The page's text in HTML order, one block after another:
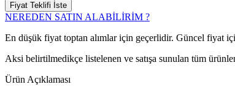
Fiyat Teklifi İste
NEREDEN SATIN ALABİLİRİM ?
En düşük fiyat toptan alımlar için geçerlidir. Güncel fiyat
Aksi belirtilmedikçe listelenen ve satışa sunulan tüm
Ürün Açıklaması